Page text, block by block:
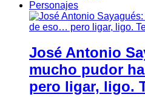
Personajes
José Antonio
mucho pudor
pero ligar, ligo.